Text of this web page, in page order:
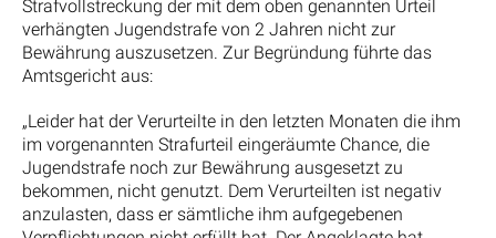
Strafvollstreckung der mit dem oben genannten Urteil
verhängten Jugendstrafe von 2 Jahren nicht zur
Bewährung auszusetzen. Zur Begründung führte das
Amtsgericht aus:
„Leider hat der Verurteilte in den letzten Monaten die ihm
im vorgenannten Strafurteil eingeräumte Chance, die
Jugendstrafe noch zur Bewährung ausgesetzt zu
bekommen, nicht genutzt. Dem Verurteilten ist negativ
anzulasten, dass er sämtliche ihm aufgegebenen